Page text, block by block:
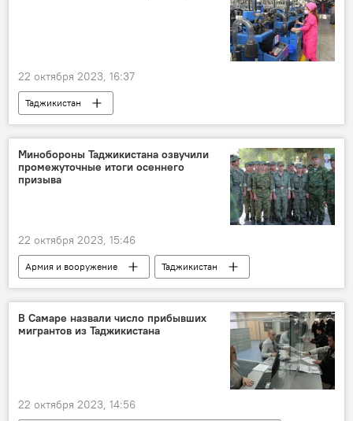
22 октября 2023, 16:37
Таджикистан
Новости Куляба и Хатлонской области
Экономика
Минобороны Таджикистана озвучили
промежуточные итоги осеннего
призыва
22 октября 2023, 15:46
Армия и вооружение
Таджикистан
призыв
В Самаре назвали число прибывших
мигрантов из Таджикистана
22 октября 2023, 14:56